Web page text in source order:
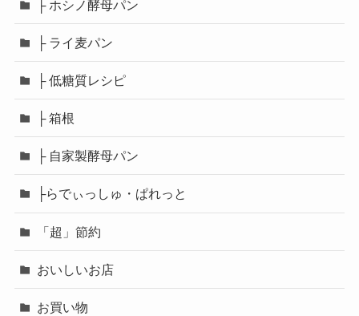
├ ホシノ酵母パン
├ ライ麦パン
├ 低糖質レシピ
├ 箱根
├ 自家製酵母パン
├らでぃっしゅ・ぱれっと
「超」節約
おいしいお店
お買い物